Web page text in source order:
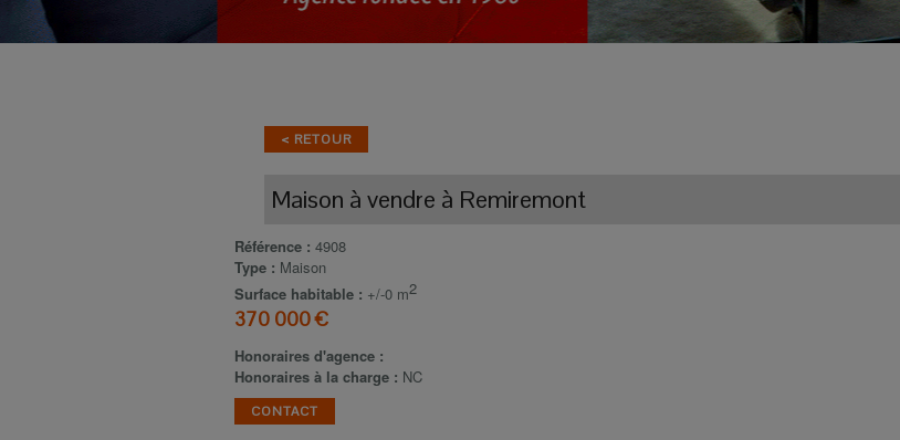
< RETOUR
Maison à vendre à Remiremont
Référence : 4908
Type : Maison
Surface habitable : +/-0 m2
370 000 €
Honoraires d'agence :
Honoraires à la charge : NC
CONTACT